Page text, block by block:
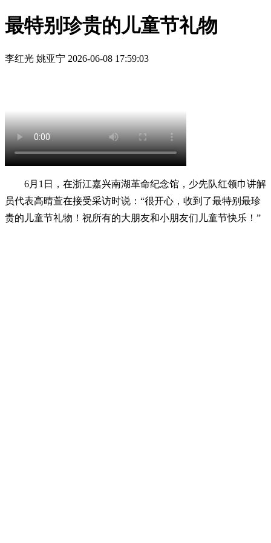
最特别珍贵的儿童节礼物
李红光 姚亚宁 2026-06-08 17:59:03
6月1日，在浙江嘉兴南湖革命纪念馆，少先队红领巾讲解
员代表高晴萱在接受采访时说：“很开心，收到了最特别最珍
贵的儿童节礼物！祝所有的大朋友和小朋友们儿童节快乐！”